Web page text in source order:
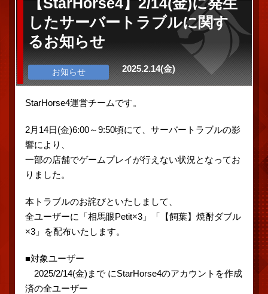
したサーバートラブルに関す
るお知らせ
お知らせ 2025.2.14(金)
StarHorse4運営チームです。
2月14日(金)6:00～9:50頃にて、サーバートラブルの影
響により、
一部の店舗でゲームプレイが行えない状況となってお
りました。
本トラブルのお詫びといたしまして、
全ユーザーに「相馬眼Petit×3」「【飼葉】焼酎ダブル
×3」を配布いたします。
■対象ユーザー
2025/2/14(金)まで にStarHorse4のアカウントを作成
済の全ユーザー